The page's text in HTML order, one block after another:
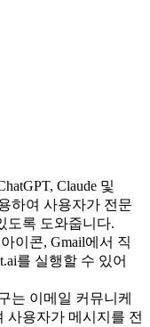
Claude 및
하여 사용자가 전문
도록 도와줍니다.
이콘, Gmail에서 직
를 실행할 수 있어
는 이메일 커뮤니케
사용자가 메시지를 전